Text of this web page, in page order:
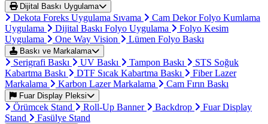
Dijital Baskı Uygulama
Dekota Foreks Uygulama Sıvama
Cam Dekor Folyo Kumlama
Uygulama
Dijital Baskı Folyo Uygulama
Folyo Kesim
Uygulama
One Way Vision Lümen Folyo Baskı
Baskı ve Markalama
Serigrafi Baskı UV Baskı Tampon Baskı
STS Soğuk
Kabartma Baskı
DTF Sıcak Kabartma Baskı
Fiber Lazer
Markalama
Karbon Lazer Markalama Cam Fırın Baskı
Fuar Display Pleksi
Örümcek Stand Roll-Up Banner Backdrop
Fuar Display
Stand
Fasülye Stand